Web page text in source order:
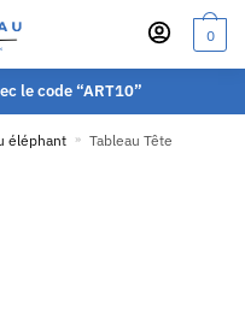
0
le code “ART10”
éléphant » Tableau Tête